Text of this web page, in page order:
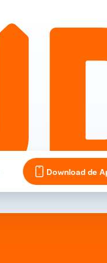
Download de